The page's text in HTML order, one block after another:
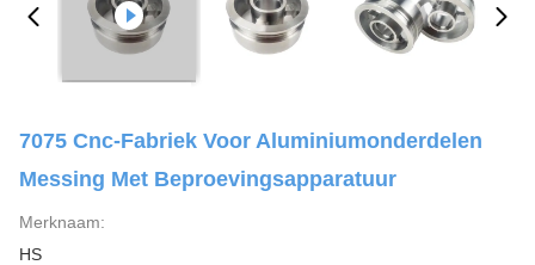
7075 Cnc-Fabriek Voor Aluminiumonderdelen
Messing Met Beproevingsapparatuur
Merknaam:
HS